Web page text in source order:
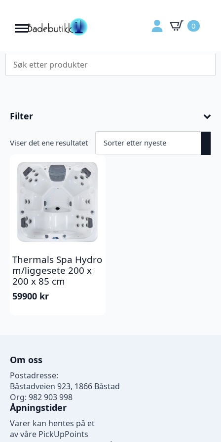
0
Filter
Viser det ene resultatet
Thermals Spa Hydro
m/liggesete 200 x
200 x 85 cm
59900 kr
Om oss
Postadresse:
Båstadveien 923, 1866 Båstad
Org: 982 903 998
Åpningstider
Varer kan hentes på et
av våre PickUpPoints